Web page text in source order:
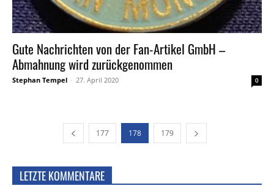
Gute Nachrichten von der Fan-Artikel GmbH –
Abmahnung wird zurückgenommen
Stephan Tempel - 27. April 2020 0
177 178 179
LETZTE KOMMENTARE